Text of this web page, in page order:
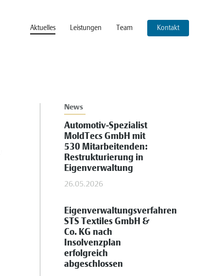
Aktuelles Leistungen Team Kontakt
News
Automotiv-Spezialist
MoldTecs GmbH mit
530 Mitarbeitenden:
Restrukturierung in
Eigenverwaltung
26.05.2026
Eigenverwaltungsverfahren
STS Textiles GmbH &
Co. KG nach
Insolvenzplan
erfolgreich
abgeschlossen